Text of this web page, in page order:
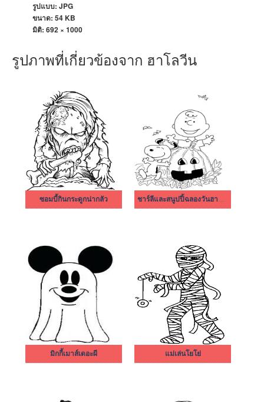
รูปแบบ: JPG
ขนาด: 54 KB
มิติ: 692 × 1000
รูปภาพที่เกี่ยวข้องจาก ฮาโลวีน
ซอมบี้กินกระดูกน่ากลัว ชาร์ลีและสนูปปี้ฉลองวันฮาโลวีน
มิกกี้เมาส์เดอะผี แม่เล่นโยโย่